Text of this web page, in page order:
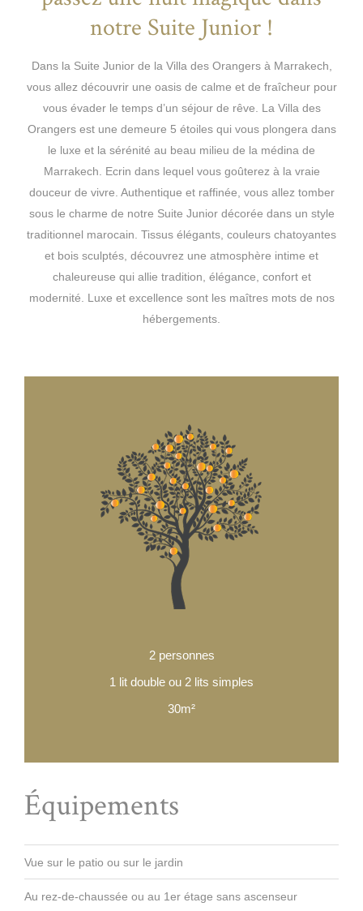
notre Suite Junior !
Dans la Suite Junior de la Villa des Orangers à Marrakech,
vous allez découvrir une oasis de calme et de fraîcheur pour
vous évader le temps d’un séjour de rêve. La Villa des
Orangers est une demeure 5 étoiles qui vous plongera dans
le luxe et la sérénité au beau milieu de la médina de
Marrakech. Ecrin dans lequel vous goûterez à la vraie
douceur de vivre. Authentique et raffinée, vous allez tomber
sous le charme de notre Suite Junior décorée dans un style
traditionnel marocain. Tissus élégants, couleurs chatoyantes
et bois sculptés, découvrez une atmosphère intime et
chaleureuse qui allie tradition, élégance, confort et
modernité. Luxe et excellence sont les maîtres mots de nos
hébergements.
2 personnes
1 lit double ou 2 lits simples
30m²
Équipements
Vue sur le patio ou sur le jardin
Au rez-de-chaussée ou au 1er étage sans ascenseur